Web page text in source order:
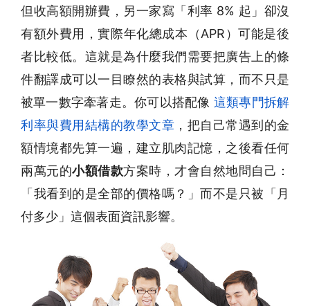
但收高額開辦費，另一家寫「利率 8% 起」卻沒
有額外費用，實際年化總成本（APR）可能是後
者比較低。這就是為什麼我們需要把廣告上的條
件翻譯成可以一目瞭然的表格與試算，而不只是
被單一數字牽著走。你可以搭配像 這類專門拆解
利率與費用結構的教學文章 ，把自己常遇到的金
額情境都先算一遍，建立肌肉記憶，之後看任何
兩萬元的小額借款方案時，才會自然地問自己：
「我看到的是全部的價格嗎？」而不是只被「月
付多少」這個表面資訊影響。